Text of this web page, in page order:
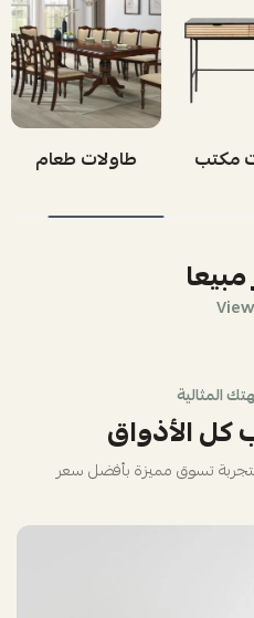
طاولات طعام مكتب
مبيعا
المثالية
كل الأذواق
تسوق مميزة بأفضل سعر